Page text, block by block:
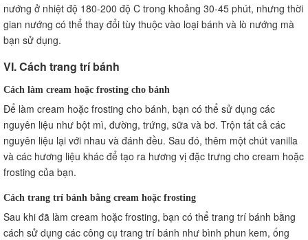
nướng ở nhiệt độ 180-200 độ C trong khoảng 30-45 phút, nhưng thời
gian nướng có thể thay đổi tùy thuộc vào loại bánh và lò nướng mà
bạn sử dụng.
VI. Cách trang trí bánh
Cách làm cream hoặc frosting cho bánh
Để làm cream hoặc frosting cho bánh, bạn có thể sử dụng các
nguyên liệu như bột mì, đường, trứng, sữa và bơ. Trộn tất cả các
nguyên liệu lại với nhau và đánh đều. Sau đó, thêm một chút vanilla
và các hương liệu khác để tạo ra hương vị đặc trưng cho cream hoặc
frosting của bạn.
Cách trang trí bánh bằng cream hoặc frosting
Sau khi đã làm cream hoặc frosting, bạn có thể trang trí bánh bằng
cách sử dụng các công cụ trang trí bánh như bình phun kem, ống